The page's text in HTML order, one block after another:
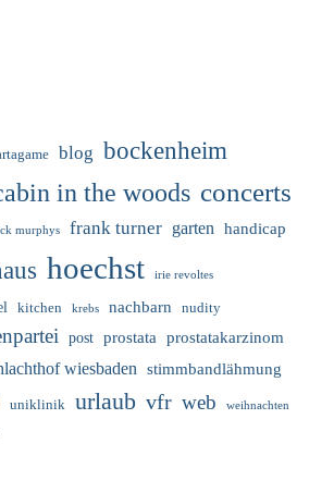
blog bockenheim
in the woods concerts
murphys frank turner garten handicap
hoechst irie revoltes
kitchen krebs nachbarn nudity
post prostata prostatakarzinom
wiesbaden stimmbandlähmung
uniklinik urlaub vfr web weihnachten